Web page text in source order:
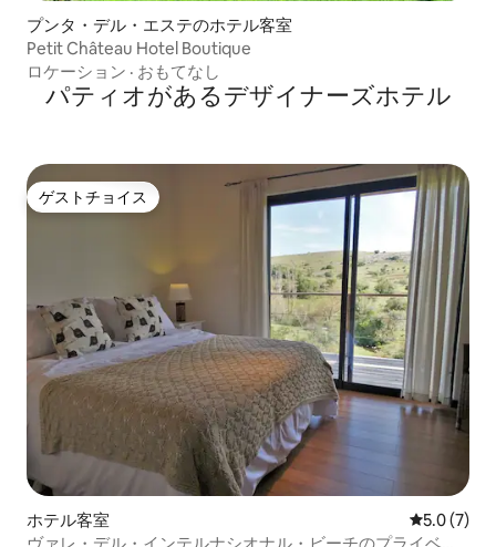
プンタ・デル・エステのホテル客室
Petit Château Hotel Boutique
ロケーション · おもてなし
パティオがあるデ⁠ザ⁠イ⁠ナ⁠ー⁠ズホ⁠テ⁠ル
ゲストチョイス
ゲストチョイス
ホテル客室 レビュー7
5.0 (7)